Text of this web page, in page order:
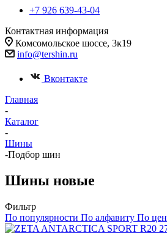
+7 926 639-43-04
Контактная информация
Комсомольское шоссе, 3к19
info@tershin.ru
Вконтакте
Главная
-
Каталог
-
Шины
-Подбор шин
Шины новые
Фильтр
По популярности По алфавиту По